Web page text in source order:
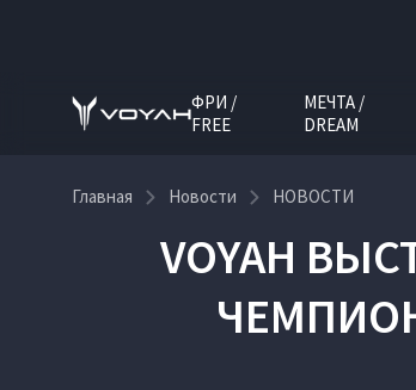
ФРИ /
FREE
МЕЧТА /
DREAM
Главная Новости НОВОСТИ
VOYAH